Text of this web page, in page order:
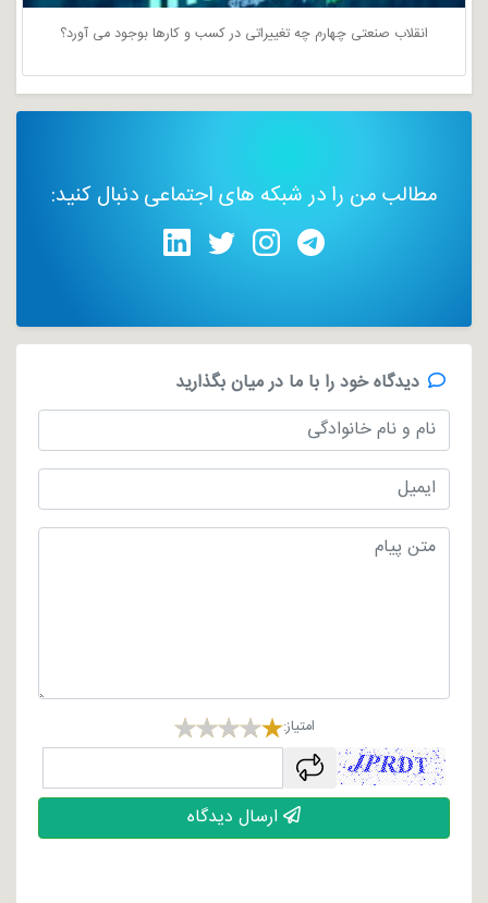
انقلاب صنعتی چهارم چه تغییراتی در کسب و کارها بوجود می آورد؟
مطالب من را در شبکه های اجتماعی دنبال کنید:
دیدگاه خود را با ما در میان بگذارید
امتیاز:
captcha
ارسال دیدگاه